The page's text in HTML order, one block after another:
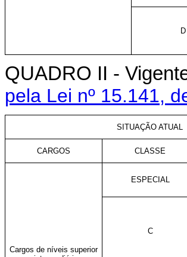
D
QUADRO II -
pela Lei nº 15.141,
SITUAÇÃO ATUAL
CARGOS CLASSE
Cargos de níveis superior
ESPECIAL
C